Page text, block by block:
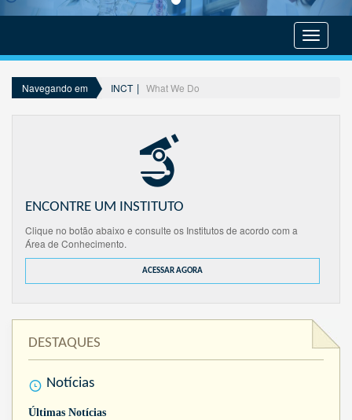
menu
Navegando em INCT What We Do
ENCONTRE UM INSTITUTO
Clique no botão abaixo e consulte os Institutos de acordo com a
Área de Conhecimento.
ACESSAR AGORA
DESTAQUES
Notícias
Últimas Notícias